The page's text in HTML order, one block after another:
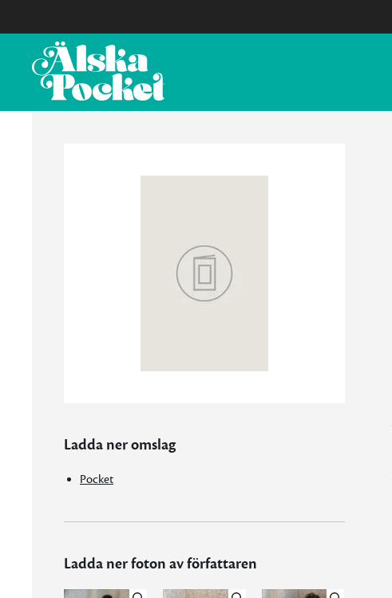
Ladda ner omslag
Pocket
Ladda ner foton av författaren